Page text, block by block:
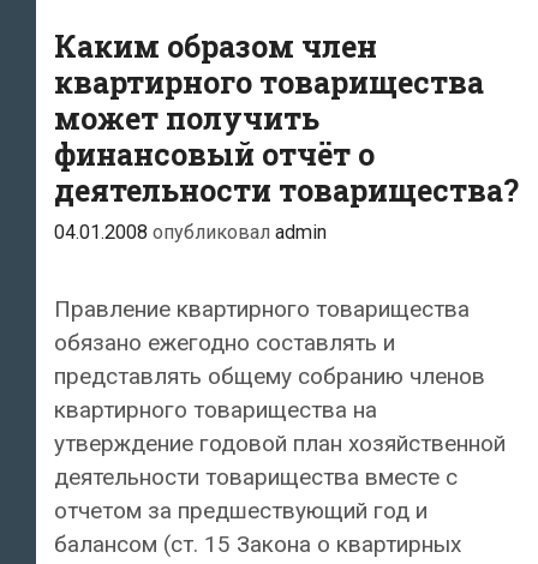
одного
человека?
Каким образом член
квартирного товарищества
может получить
финансовый отчёт о
деятельности товарищества?
04.01.2008 опубликовал admin
Правление квартирного товарищества
обязано ежегодно составлять и
представлять общему собранию членов
квартирного товарищества на
утверждение годовой план хозяйственной
деятельности товарищества вместе с
отчетом за предшествующий год и
балансом (ст. 15 Закона о квартирных